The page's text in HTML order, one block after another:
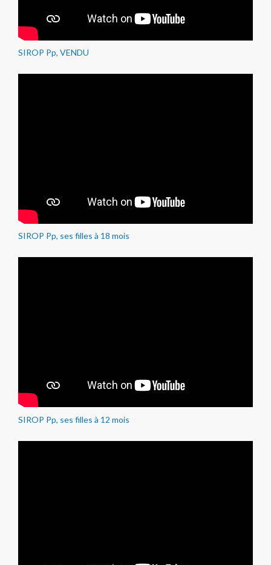
SIROP Pp, VENDU
SIROP Pp, ses filles à 18 mois
SIROP Pp, ses filles à 12 mois